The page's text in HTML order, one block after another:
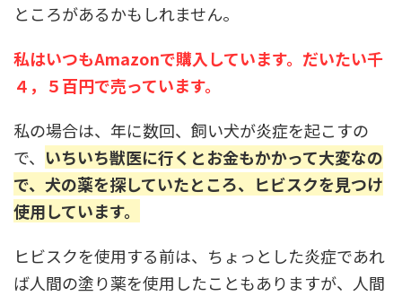
ところがあるかもしれません。
私はいつもAmazonで購入しています。だいたい千
４，５百円で売っています。
私の場合は、年に数回、飼い犬が炎症を起こすの
で、 いちいち獣医に行くとお金もかかって大変なの
で、犬の薬を探していたところ、ヒビスクを見つけ
使用しています。
ヒビスクを使用する前は、ちょっとした炎症であれ
ば人間の塗り薬を使用したこともありますが、人間